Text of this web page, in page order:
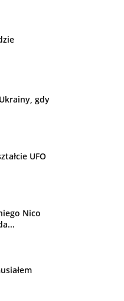
gdy
UFO
Nico